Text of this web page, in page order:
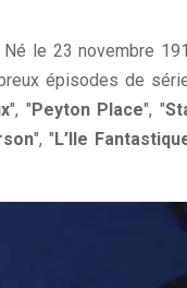
le 23 novembre
épisodes de
", "Peyton Place", "
", "L’Ile